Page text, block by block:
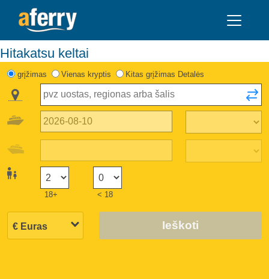
Hitakatsu keltai
grįžimas Vienas kryptis Kitas grįžimas Detalės
18+ < 18
Ieškoti